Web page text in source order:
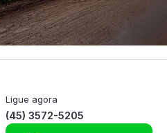
Ligue agora
(45) 3572-5205